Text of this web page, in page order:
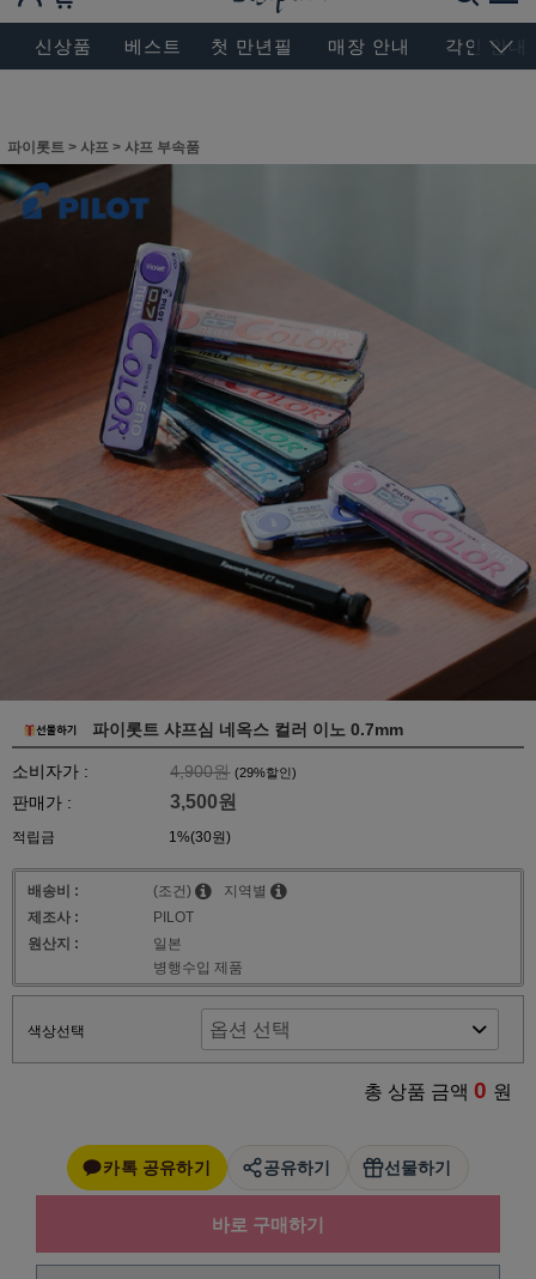
BESEN MASTERPIECE, SINCE 2004
신상품 베스트 첫 만년필 매장 안내 각인 안내
파이롯트 > 샤프 > 샤프 부속품
파이롯트 샤프심 네옥스 컬러 이노 0.7mm
소비자가 : 4,900원 (29%할인)
판매가 : 3,500원
적립금 1%(30원)
배송비 : (조건)
지역별
제조사 :
PILOT
원산지 :
일본
병행수입 제품
색상선택
총 상품 금액 0 원
카톡 공유하기 공유하기 선물하기
바로 구매하기